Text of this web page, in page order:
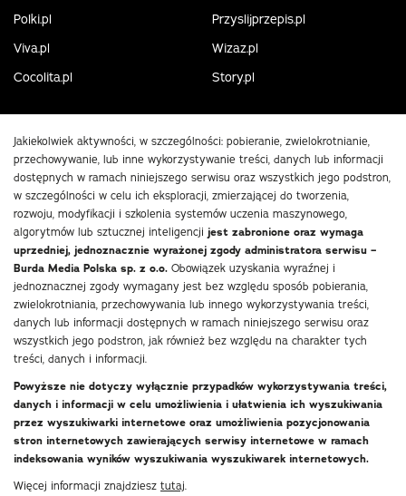
Polki.pl
Przyslijprzepis.pl
Viva.pl
Wizaz.pl
Cocolita.pl
Story.pl
Jakiekolwiek aktywności, w szczególności: pobieranie, zwielokrotnianie,
przechowywanie, lub inne wykorzystywanie treści, danych lub informacji
dostępnych w ramach niniejszego serwisu oraz wszystkich jego podstron,
w szczególności w celu ich eksploracji, zmierzającej do tworzenia,
rozwoju, modyfikacji i szkolenia systemów uczenia maszynowego,
algorytmów lub sztucznej inteligencji jest zabronione oraz wymaga
uprzedniej, jednoznacznie wyrażonej zgody administratora serwisu –
Burda Media Polska sp. z o.o. Obowiązek uzyskania wyraźnej i
jednoznacznej zgody wymagany jest bez względu sposób pobierania,
zwielokrotniania, przechowywania lub innego wykorzystywania treści,
danych lub informacji dostępnych w ramach niniejszego serwisu oraz
wszystkich jego podstron, jak również bez względu na charakter tych
treści, danych i informacji.
Powyższe nie dotyczy wyłącznie przypadków wykorzystywania treści,
danych i informacji w celu umożliwienia i ułatwienia ich wyszukiwania
przez wyszukiwarki internetowe oraz umożliwienia pozycjonowania
stron internetowych zawierających serwisy internetowe w ramach
indeksowania wyników wyszukiwania wyszukiwarek internetowych.
Więcej informacji znajdziesz tutaj.